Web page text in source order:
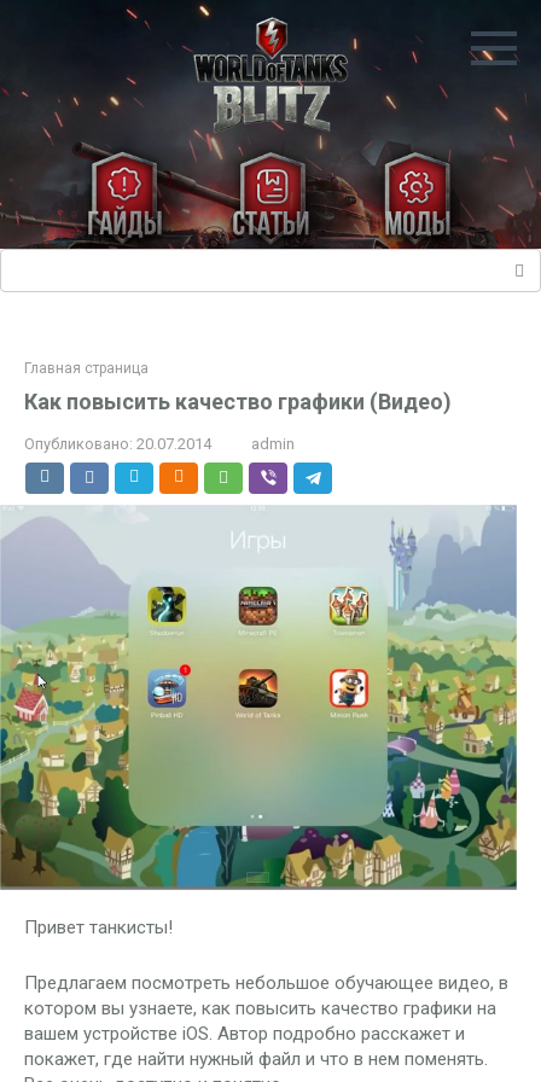
Главная страница
Как повысить качество графики (Видео)
Опубликовано: 20.07.2014 admin
Привет танкисты!
Предлагаем посмотреть небольшое обучающее видео, в
котором вы узнаете, как повысить качество графики на
вашем устройстве iOS. Автор подробно расскажет и
покажет, где найти нужный файл и что в нем поменять.